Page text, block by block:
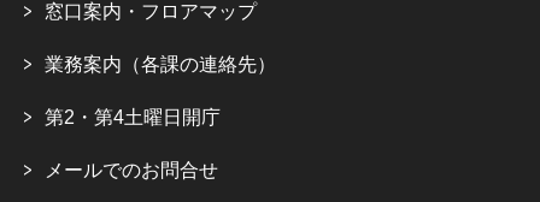
窓口案内・フロアマップ
業務案内（各課の連絡先）
第2・第4土曜日開庁
メールでのお問合せ